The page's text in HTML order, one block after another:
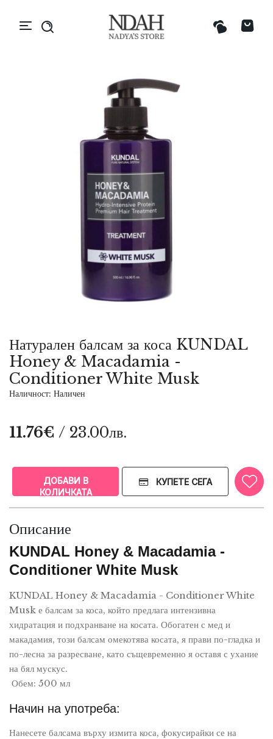
Натурален балсам за коса KUNDAL
Honey & Macadamia -
Conditioner White Musk
Наличност: Наличен
11.76€ / 23.00лв.
ДОБАВИ В
КОЛИЧКАТА
КУПЕТЕ СЕГА
Описание
KUNDAL Honey & Macadamia -
Conditioner White Musk
KUNDAL Honey & Macadamia - Conditioner White
Musk е балсам за коса, който предлага интензивна
хидратация и подхранване на косата. Обогатен с мед и
макадамия, този балсам омекотява косата, я прави по-гладка и
по-лесна за разресване, като същевременно я оставя с ухание
на бял мускус.
Обем: 500 мл
Начин на употреба:
Нанесете балсама върху измита коса, фокусирайки се на